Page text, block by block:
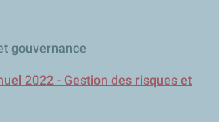
gouvernance
2022 - Gestion des risques et